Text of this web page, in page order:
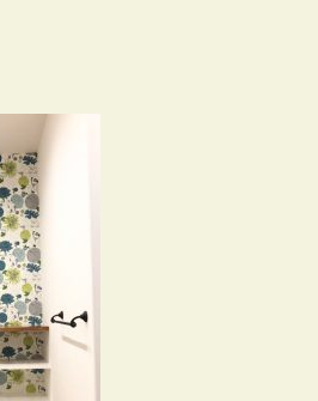
宅をお考えの方
をお考えの方
安心の家づくり
ベーションをお考えの方
からお探しの方へ
ついてのご相談